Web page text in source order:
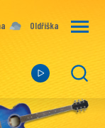
Oldřiška